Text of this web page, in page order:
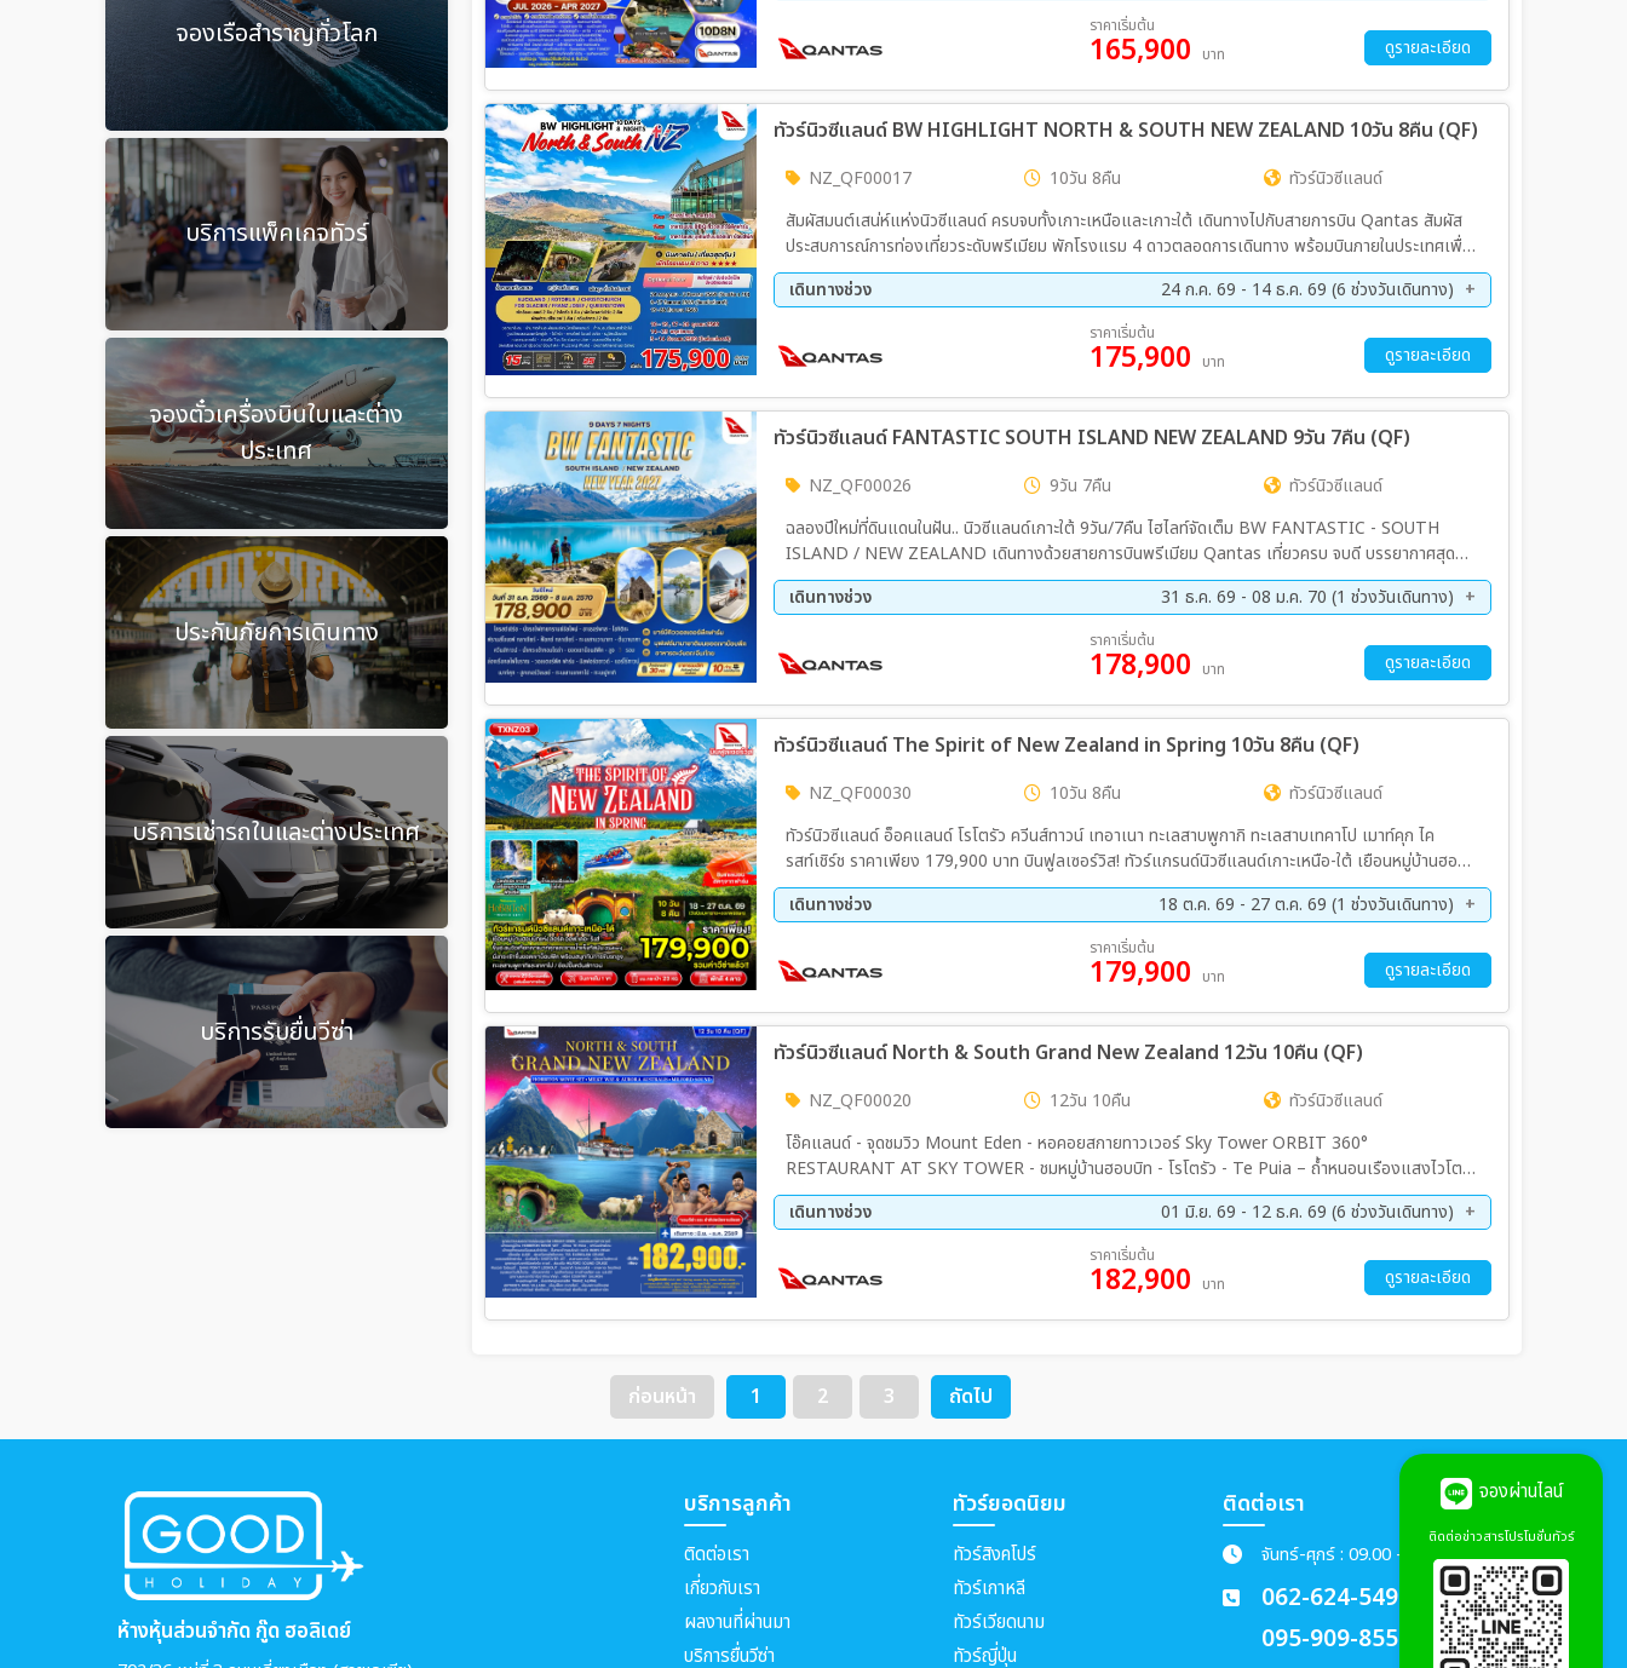
จองเรือสำราญทั่วโลก
บริการแพ็คเกจทัวร์
จองตั๋วเครื่องบินในและต่าง
ประเทศ
ประกันภัยการเดินทาง
บริการเช่ารถในและต่างประเทศ
บริการรับยื่นวีซ่า
18 ก.ย. 69 - 27 ก.ย. 69
16 ต.ค. 69 - 25 ต.ค. 69
14 พ.ย. 69 - 23 พ.ย. 69
03 ธ.ค. 69 - 12 ธ.ค. 69
09 เม.ย. 70 - 18 เม.ย. 70
30 เม.ย. 70 - 09 พ.ค. 70
ราคาเริ่มต้น
165,900 บาท ดูรายละเอียด
ทัวร์นิวซีแลนด์ BW HIGHLIGHT NORTH & SOUTH NEW ZEALAND 10วัน 8คืน (QF)
NZ_QF00017 10วัน 8คืน
ทัวร์นิวซีแลนด์
สัมผัสมนต์เสน่ห์แห่งนิวซีแลนด์ ครบจบทั้งเกาะเหนือและเกาะใต้ เดินทางไปกับสายการบิน Qantas สัมผัส
ประสบการณ์การท่องเที่ยวระดับพรีเมียม พักโรงแรม 4 ดาวตลอดการเดินทาง พร้อมบินภายในประเทศเพื่อ
ประหยัดเวลา ให้คุณได้เที่ยวอย่างเต็มอิ่ม!
เดินทางช่วง
24 ก.ค. 69 - 14 ธ.ค. 69 (6 ช่วงวันเดินทาง)
19 ก.ย. 69 - 28 ก.ย. 69
17 ต.ค. 69 - 26 ต.ค. 69
14 พ.ย. 69 - 23 พ.ย. 69 05 ธ.ค. 69 - 14 ธ.ค. 69
ราคาเริ่มต้น
175,900 บาท ดูรายละเอียด
ทัวร์นิวซีแลนด์ FANTASTIC SOUTH ISLAND NEW ZEALAND 9วัน 7คืน (QF)
NZ_QF00026 9วัน 7คืน
ทัวร์นิวซีแลนด์
ฉลองปีใหม่ที่ดินแดนในฝัน.. นิวซีแลนด์เกาะใต้ 9วัน/7คืน ไฮไลท์จัดเต็ม BW FANTASTIC - SOUTH
ISLAND / NEW ZEALAND เดินทางด้วยสายการบินพรีเมียม Qantas เที่ยวครบ จบดี บรรยากาศสุด
อลังการ!
เดินทางช่วง
31 ธ.ค. 69 - 08 ม.ค. 70 (1 ช่วงวันเดินทาง)
ราคาเริ่มต้น
178,900 บาท ดูรายละเอียด
ทัวร์นิวซีแลนด์ The Spirit of New Zealand in Spring 10วัน 8คืน (QF)
NZ_QF00030 10วัน 8คืน
ทัวร์นิวซีแลนด์
ทัวร์นิวซีแลนด์ อ็อคแลนด์ โรโตรัว ควีนส์ทาวน์ เทอาเนา ทะเลสาบพูกากิ ทะเลสาบเทคาโป เมาท์คุก ไค
รสท์เชิร์ช ราคาเพียง 179,900 บาท บินฟูลเซอร์วิส! ทัวร์แกรนด์นิวซีแลนด์เกาะเหนือ-ใต้ เยือนหมู่บ้านฮอบ
บิท แห่งไตรภาคลอร์ด ออฟ เดอะ ริงส์ นั่งเรือชมความงามฟยอร์ดแห่ง มิลฟอร์ด ซาวด์ ชมถ้ำหนอนเรือง
แสงไวโทโม่ ขึ้นเฮลิคอปเตอร์ชมวิวเทือกเขาเมาท์คุกและธารน้ำแข็งทัสมัน (Optional) นั่งกระเช้าขึ้นยอดเขา
รูปกับต้นวานาก้าผู้โดดเดี่ยวที่ทะเลสาบวานาก้า ช้อปปิ้งควีนส์ทาวน์สุดปัง รวมค่าวีซ่านิวซีแลนด์แล้ว!!
เดินทางช่วง
18 ต.ค. 69 - 27 ต.ค. 69 (1 ช่วงวันเดินทาง)
ราคาเริ่มต้น
179,900 บาท ดูรายละเอียด
ทัวร์นิวซีแลนด์ North & South Grand New Zealand 12วัน 10คืน (QF)
NZ_QF00020 12วัน 10คืน
ทัวร์นิวซีแลนด์
โอ๊คแลนด์ - จุดชมวิว Mount Eden - หอคอยสกายทาวเวอร์ Sky Tower ORBIT 360°
RESTAURANT AT SKY TOWER - ชมหมู่บ้านฮอบบิท - โรโตรัว - Te Puia – ถ้ำหนอนเรืองแสงไวโตโม
– ควีนส์ทาวน์ - กระเช้ากอนโดล่า - จุดชมวิว Bob’s Peak – ล่องเรือกลไฟโบราณ – วอลเตอร์พีคฟาร์ม -
นั่งเรือเร็ว Shotover Jet - สะพานคาวารัว – กระโดดบันจี้จัมพ์ - อุทยานแห่งชาติมิลฟอร์ด ซาวด์ – ทีอเนา
เดินทางช่วง
01 มิ.ย. 69 - 12 ธ.ค. 69 (6 ช่วงวันเดินทาง)
17 ก.ย. 69 - 28 ก.ย. 69
21 ต.ค. 69 - 01 พ.ย. 69
10 พ.ย. 69 - 21 พ.ย. 69 01 ธ.ค. 69 - 12 ธ.ค. 69
ราคาเริ่มต้น
182,900 บาท ดูรายละเอียด
ก่อนหน้า 1 2 3 ถัดไป
ห้างหุ้นส่วนจำกัด กู๊ด ฮอลิเดย์
บริการลูกค้า
ติดต่อเรา
เกี่ยวกับเรา
ผลงานที่ผ่านมา
บริการยื่นวีซ่า
ทัวร์ยอดนิยม
ทัวร์สิงคโปร์
ทัวร์เกาหลี
ทัวร์เวียดนาม
ทัวร์ญี่ปุ่น
ติดต่อเรา
จันทร์-ศุกร์ : 09.00 - 18.00 น.
062-624-5492
095-909-8551
จองผ่านไลน์
ติดต่อข่าวสารโปรโมชั่นทัวร์